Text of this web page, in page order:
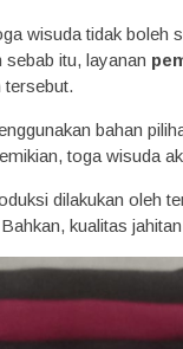
wisuda tidak boleh
sebab itu, layanan
tersebut.
bahan
toga wisuda
dilakukan oleh
kualitas